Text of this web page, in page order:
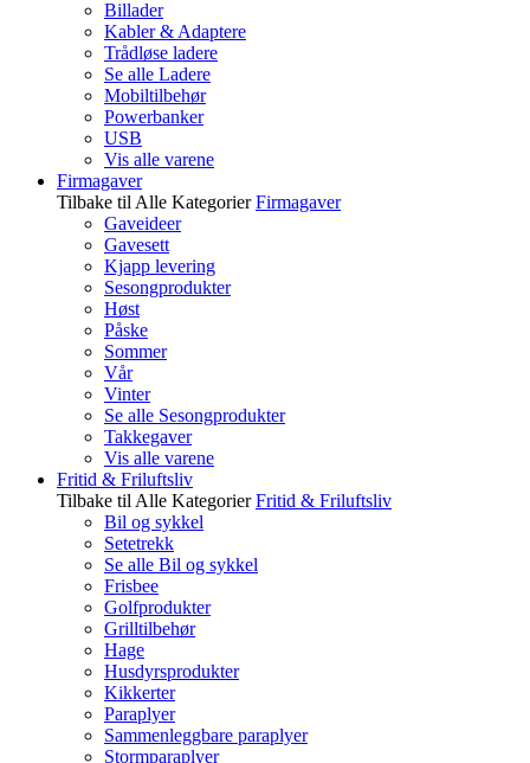
Billader
Kabler & Adaptere
Trådløse ladere
Se alle Ladere
Mobiltilbehør
Powerbanker
USB
Vis alle varene
Firmagaver
Tilbake til Alle Kategorier Firmagaver
Gaveideer
Gavesett
Kjapp levering
Sesongprodukter
Høst
Påske
Sommer
Vår
Vinter
Se alle Sesongprodukter
Takkegaver
Vis alle varene
Fritid & Friluftsliv
Tilbake til Alle Kategorier Fritid & Friluftsliv
Bil og sykkel
Setetrekk
Se alle Bil og sykkel
Frisbee
Golfprodukter
Grilltilbehør
Hage
Husdyrsprodukter
Kikkerter
Paraplyer
Sammenleggbare paraplyer
Stormparaplyer